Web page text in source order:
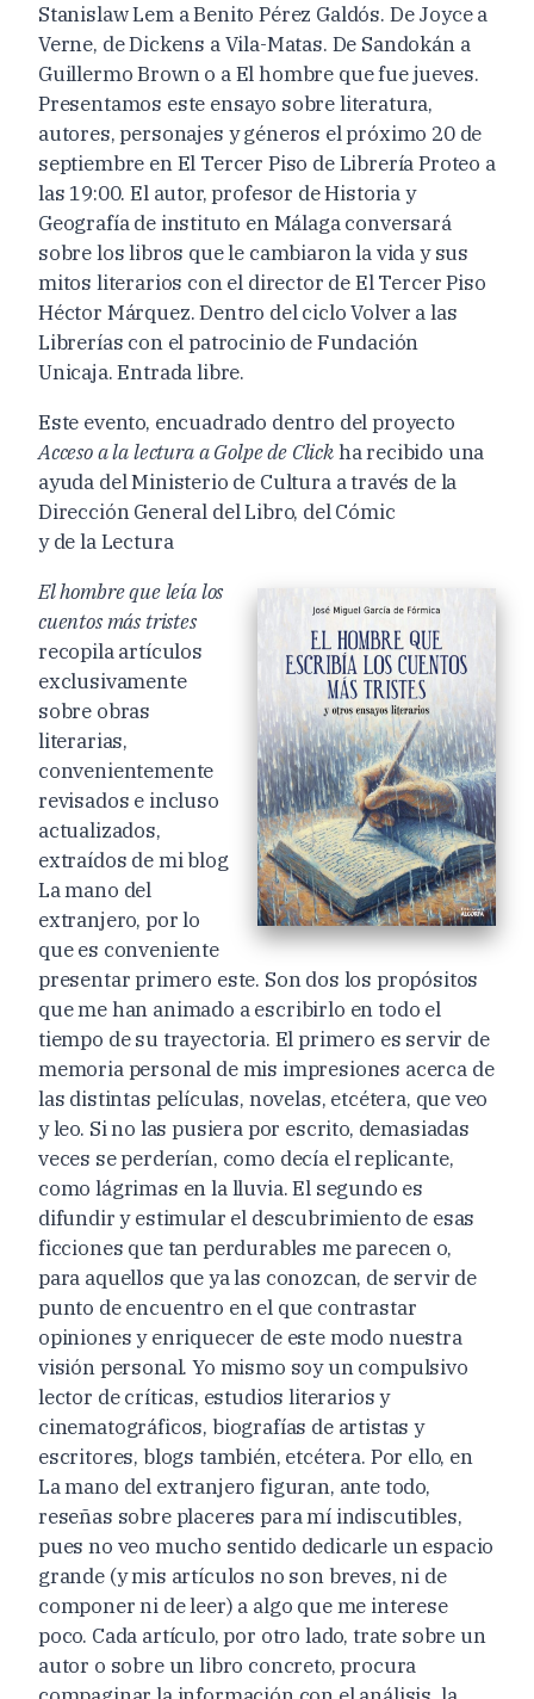
Stanislaw Lem a Benito Pérez Galdós. De Joyce a
Verne, de Dickens a Vila-Matas. De Sandokán a
Guillermo Brown o a El hombre que fue jueves.
Presentamos este ensayo sobre literatura,
autores, personajes y géneros el próximo 20 de
septiembre en El Tercer Piso de Librería Proteo a
las 19:00. El autor, profesor de Historia y
Geografía de instituto en Málaga conversará
sobre los libros que le cambiaron la vida y sus
mitos literarios con el director de El Tercer Piso
Héctor Márquez. Dentro del ciclo Volver a las
Librerías con el patrocinio de Fundación
Unicaja. Entrada libre.
Este evento, encuadrado dentro del proyecto
Acceso a la lectura a Golpe de Clickha recibido una
ayuda del Ministerio de Cultura a través de la
Dirección General del Libro, del Cómic
y de la Lectura
El hombre que leía los
cuentos más tristes
recopila artículos
exclusivamente
sobre obras
literarias,
convenientemente
revisados e incluso
actualizados,
extraídos de mi blog
La mano del
extranjero, por lo
que es conveniente
presentar primero este. Son dos los propósitos
que me han animado a escribirlo en todo el
tiempo de su trayectoria. El primero es servir de
memoria personal de mis impresiones acerca de
las distintas películas, novelas, etcétera, que veo
y leo. Si no las pusiera por escrito, demasiadas
veces se perderían, como decía el replicante,
como lágrimas en la lluvia. El segundo es
difundir y estimular el descubrimiento de esas
ficciones que tan perdurables me parecen o,
para aquellos que ya las conozcan, de servir de
punto de encuentro en el que contrastar
opiniones y enriquecer de este modo nuestra
visión personal. Yo mismo soy un compulsivo
lector de críticas, estudios literarios y
cinematográficos, biografías de artistas y
escritores, blogs también, etcétera. Por ello, en
La mano del extranjero figuran, ante todo,
reseñas sobre placeres para mí indiscutibles,
pues no veo mucho sentido dedicarle un espacio
grande (y mis artículos no son breves, ni de
componer ni de leer) a algo que me interese
poco. Cada artículo, por otro lado, trate sobre un
autor o sobre un libro concreto, procura